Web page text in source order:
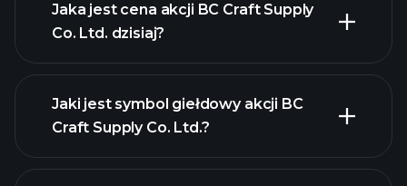
Jaka jest cena akcji BC Craft Supply
Co. Ltd. dzisiaj?
zaawansowanej wykresie
Jaki jest symbol giełdowy akcji BC
Craft Supply Co. Ltd.?